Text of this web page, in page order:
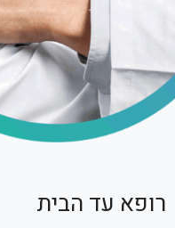
רופא עד הבית